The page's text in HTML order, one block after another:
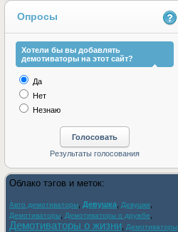
Опросы
Хотели бы вы добавлять
демотиваторы на этот сайт?
Да
Нет
Незнаю
Облако тэгов и меток:
Авто демотиваторы Девушка Девушки
Демотиваторы Демотиваторы о дружбе
Демотиваторы о жизни
Демотиваторы